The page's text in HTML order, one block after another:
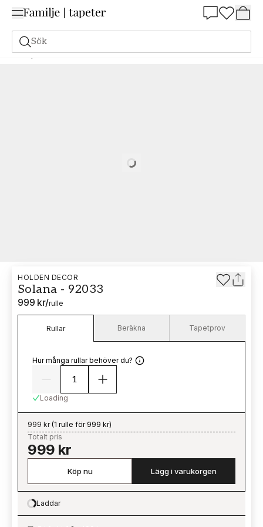
Sök
Tapeter Varumärken Holden Decor Wanderlust Solana - 92033
Loading…
HOLDEN DECOR
Solana - 92033
999 kr/rulle
Rullar Beräkna Tapetprov
Hur många rullar behöver du?
Loading
999 kr(1 rulle för 999 kr)
Totalt pris
999 kr
Köp nu Lägg i varukorgen
Loading…
Laddar